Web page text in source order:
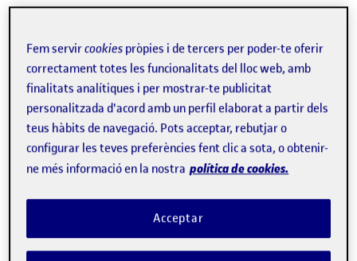
acords a què s'ha pogut arribar. És
recomanable agrair l'assistència als
participants.
Organitzar el dispositiu tècnic que servirà de suport
a la presentació oral.
Les diapositives
L'elaboració de diapositives serveix per fixar els
Fem servircookies pròpies i de tercers per poder-te oferir
correctament totes les funcionalitats del lloc web, amb
finalitats analítiques i per mostrar-te publicitat
personalitzada d'acord amb un perfil elaborat a partir dels
teus hàbits de navegació. Pots acceptar, rebutjar o
configurar les teves preferències fent clic a sota, o obtenir-
ne més informació en la nostra política de cookies.
Acceptar